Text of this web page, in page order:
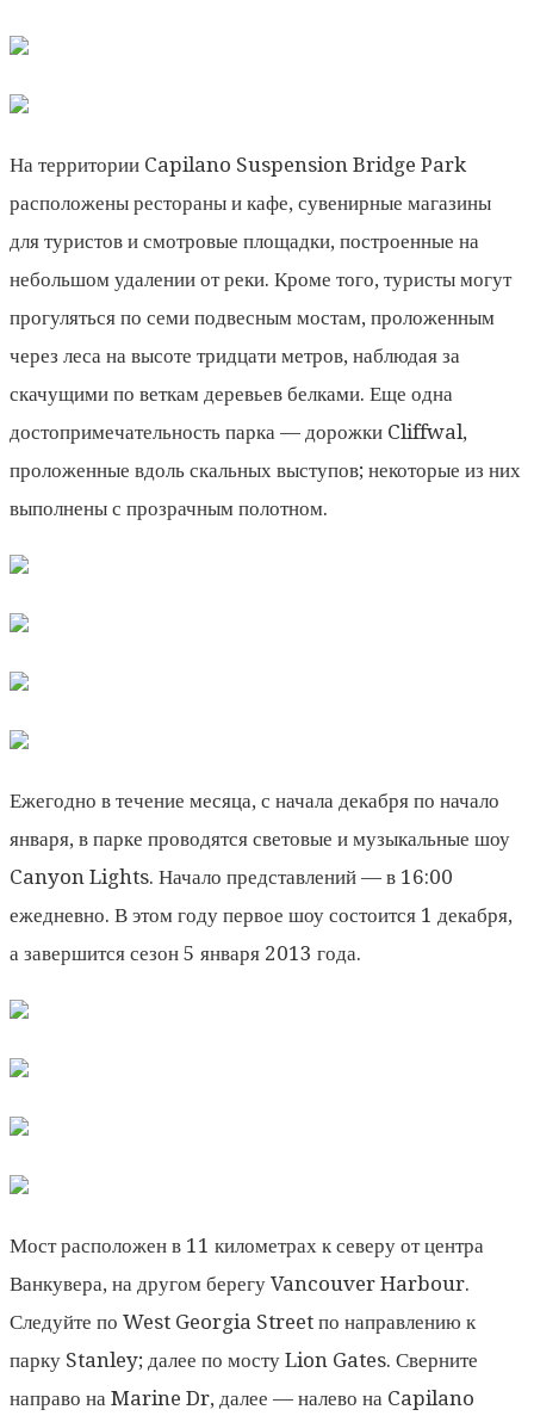
На территории Capilano Suspension Bridge Park
расположены рестораны и кафе, сувенирные магазины
для туристов и смотровые площадки, построенные на
небольшом удалении от реки. Кроме того, туристы могут
прогуляться по семи подвесным мостам, проложенным
через леса на высоте тридцати метров, наблюдая за
скачущими по веткам деревьев белками. Еще одна
достопримечательность парка — дорожки Cliffwal,
проложенные вдоль скальных выступов; некоторые из них
выполнены с прозрачным полотном.
Ежегодно в течение месяца, с начала декабря по начало
января, в парке проводятся световые и музыкальные шоу
Canyon Lights. Начало представлений — в 16:00
ежедневно. В этом году первое шоу состоится 1 декабря,
а завершится сезон 5 января 2013 года.
Мост расположен в 11 километрах к северу от центра
Ванкувера, на другом берегу Vancouver Harbour.
Следуйте по West Georgia Street по направлению к
парку Stanley; далее по мосту Lion Gates. Сверните
направо на Marine Dr, далее — налево на Capilano